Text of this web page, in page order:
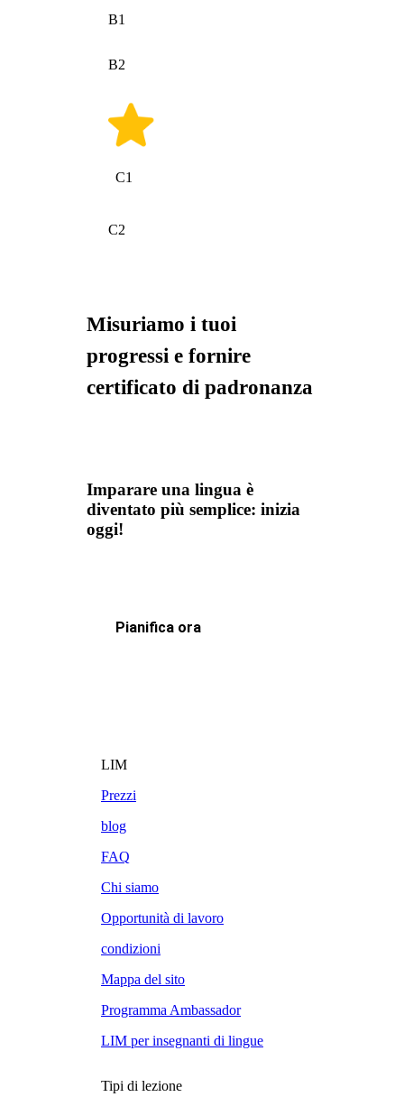
B1
B2
C1
C2
Misuriamo i tuoi
progressi e fornire
certificato di padronanza
Imparare una lingua è
diventato più semplice: inizia
oggi!
Pianifica ora
LIM
Prezzi
blog
FAQ
Chi siamo
Opportunità di lavoro
condizioni
Mappa del sito
Programma Ambassador
LIM per insegnanti di lingue
Tipi di lezione